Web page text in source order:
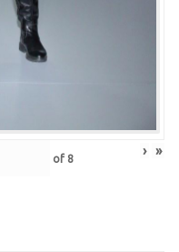
of 8 › »